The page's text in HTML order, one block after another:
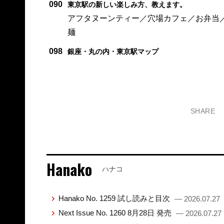
090 東京駅の新しい楽しみ方、教えます。
アフタヌーンティー／穴場カフェ／お弁当
麺
098 銀座・丸の内・東京駅マップ
SHARE
Hanako ハナコ
Hanako No. 1259 試し読みと目次 — 2026.07.27
Next Issue No. 1260 8月28日 発売 — 2026.07.27